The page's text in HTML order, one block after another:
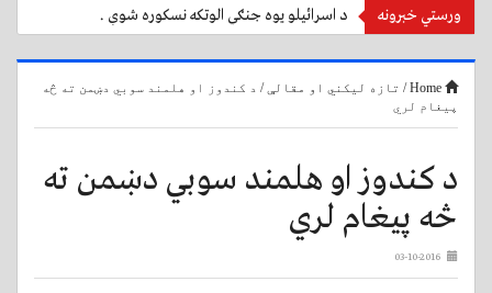
ورستي خبرونه د اسرائیلو یوه جنګي الوتکه نسکوره شوې .
Home
/ تازه لیکني او مقالې/ د کندوز او هلمند سوبي دښمن ته څه
پیغام لري
د کندوز او هلمند سوبي دښمن ته
څه پیغام لري
03-10-2016